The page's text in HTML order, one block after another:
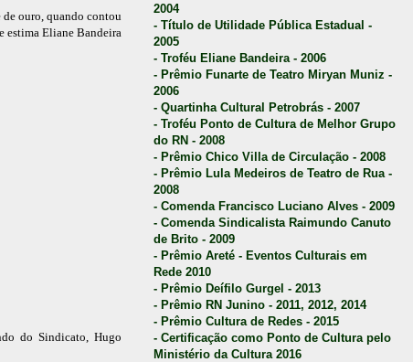
de ouro, quando contou
estima Eliane Bandeira
do Sindicato, Hugo
2004
- Título de Utilidade Pública Estadual -
2005
- Troféu Eliane Bandeira - 2006
- Prêmio Funarte de Teatro Miryan Muniz -
2006
- Quartinha Cultural Petrobrás - 2007
- Troféu Ponto de Cultura de Melhor Grupo
do RN - 2008
- Prêmio Chico Villa de Circulação - 2008
- Prêmio Lula Medeiros de Teatro de Rua -
2008
- Comenda Francisco Luciano Alves - 2009
- Comenda Sindicalista Raimundo Canuto
de Brito - 2009
- Prêmio Areté - Eventos Culturais em
Rede 2010
- Prêmio Deífilo Gurgel - 2013
- Prêmio RN Junino - 2011, 2012, 2014
- Prêmio Cultura de Redes - 2015
- Certificação como Ponto de Cultura pelo
Ministério da Cultura 2016